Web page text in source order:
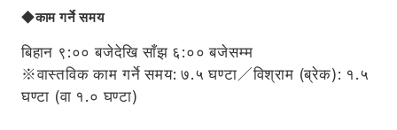
◆काम गर्ने समय
बिहान ९:०० बजेदेखि साँझ ६:०० बजेसम्म
※वास्तविक काम गर्ने समय: ७.५ घण्टा／विश्राम (ब्रेक): १.५
घण्टा (वा १.० घण्टा)